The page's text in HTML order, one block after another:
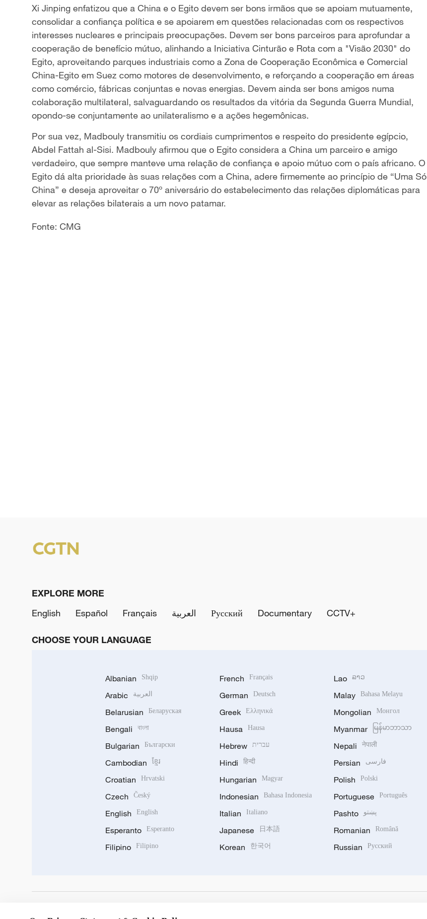
Xi Jinping enfatizou que a China e o Egito devem ser bons irmãos que se apoiam mutuamente,
consolidar a confiança política e se apoiarem em questões relacionadas com os respectivos
interesses nucleares e principais preocupações. Devem ser bons parceiros para aprofundar a
cooperação de benefício mútuo, alinhando a Iniciativa Cinturão e Rota com a "Visão 2030" do
Egito, aproveitando parques industriais como a Zona de Cooperação Econômica e Comercial
China-Egito em Suez como motores de desenvolvimento, e reforçando a cooperação em áreas
como comércio, fábricas conjuntas e novas energias. Devem ainda ser bons amigos numa
colaboração multilateral, salvaguardando os resultados da vitória da Segunda Guerra Mundial,
opondo-se conjuntamente ao unilateralismo e a ações hegemônicas.
Por sua vez, Madbouly transmitiu os cordiais cumprimentos e respeito do presidente egípcio,
Abdel Fattah al-Sisi. Madbouly afirmou que o Egito considera a China um parceiro e amigo
verdadeiro, que sempre manteve uma relação de confiança e apoio mútuo com o país africano. O
Egito dá alta prioridade às suas relações com a China, adere firmemente ao princípio de “Uma Só
China” e deseja aproveitar o 70º aniversário do estabelecimento das relações diplomáticas para
elevar as relações bilaterais a um novo patamar.
Fonte: CMG
EXPLORE MORE
English
Español Français العربية Русский Documentary CCTV+
CHOOSE YOUR LANGUAGE
Albanian Shqip
Arabic العربية
Belarusian Беларуская
Bengali বাংলা
Bulgarian Български
Cambodian ខ្មែរ
Croatian Hrvatski
Czech Český
English English
Esperanto Esperanto
Filipino Filipino
French Français
German Deutsch
Greek Ελληνικά
Hausa Hausa
Hebrew עברית
Hindi हिन्दी
Hungarian Magyar
Indonesian Bahasa Indonesia
Italian Italiano
Japanese 日本語
Korean 한국어
Lao ລາວ
Malay Bahasa Melayu
Mongolian Монгол
Myanmar မြန်မာဘာသာ
Nepali नेपाली
Persian فارسی
Polish Polski
Portuguese Português
Pashto پښتو
Romanian Română
Russian Русский